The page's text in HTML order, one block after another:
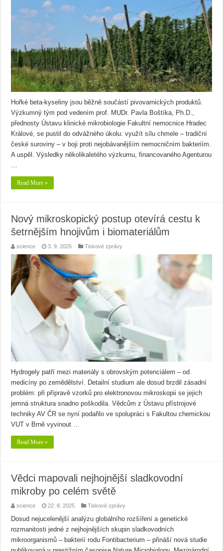
Hořké beta-kyseliny jsou běžně součástí pivovarnických produktů.
Výzkumný tým pod vedením prof. MUDr. Pavla Boštíka, Ph.D.,
přednosty Ústavu klinické mikrobiologie Fakultní nemocnice Hradec
Králové, se pustil do odvážného úkolu: využít sílu chmele – tradiční
české suroviny – v boji proti nejobávanějším nemocničním bakteriím.
A uspěl. Výsledky několikaletého výzkumu, financovaného Agenturou
Read More »
Nový mikroskopický postup otevírá cestu k
šetrnějším hnojivům i biomateriálům
science 3. 9. 2025 Tiskové zprávy
Hydrogely patří mezi materiály s obrovským potenciálem – od
medicíny po zemědělství. Detailní studium ale dosud brzdil zásadní
problém: při přípravě vzorků pro elektronovou mikroskopii se jejich
jemná struktura snadno poškodila. Vědcům z Ústavu přístrojové
techniky AV ČR se nyní podařilo ve spolupráci s Fakultou chemickou
VUT v Brně vyvinout …
Read More »
Vědci mapovali nejhojnější sladkovodní
mikroby po celém světě
science 22. 8. 2025 Tiskové zprávy
Dosud nejucelenější analýzu globálního rozšíření a genetické
rozmanitosti jedné z nejhojnějších skupin sladkovodních
mikroorganismů – bakterií rodu Fontibacterium – přináší nová studie